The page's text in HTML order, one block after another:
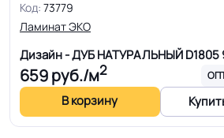
Класс
Группа истираемости Группа Т
Особенности
коллекции
Код: 73779
Ламинат ЭКО
Дизайн - ДУБ НАТУРАЛЬНЫЙ D1805
659руб./м2
В корзину